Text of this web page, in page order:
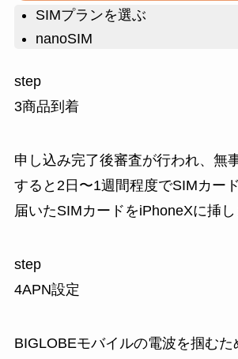
SIMプランを選ぶ
nanoSIM
step
3商品到着
申し込み完了後審査が行われ、無
すると2日〜1週間程度でSIMカー
届いたSIMカードをiPhoneXに挿し
step
4APN設定
BIGLOBEモバイルの電波を掴むた